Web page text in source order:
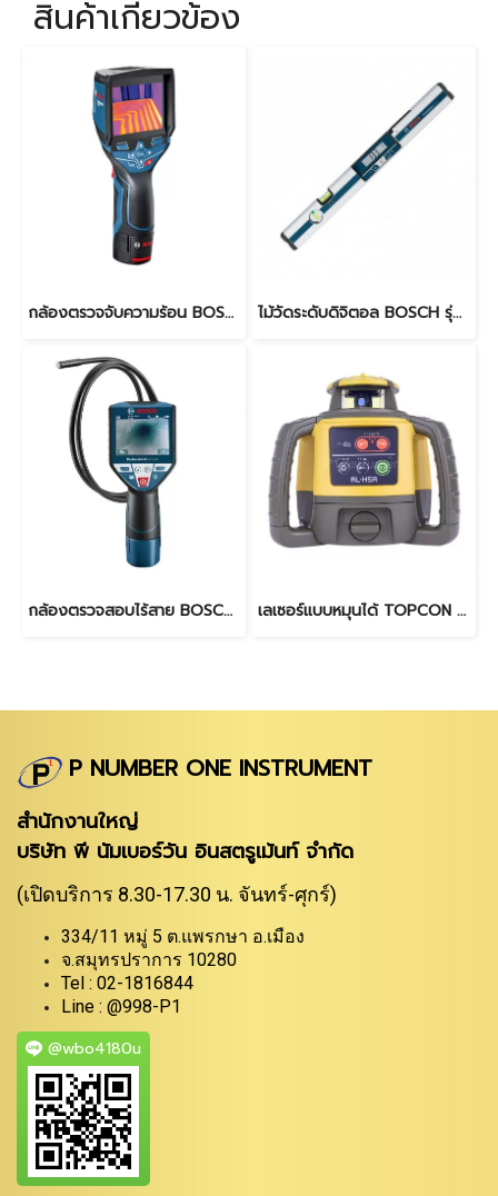
สินค้าเกี่ยวข้อง
กล้องตรวจจับความร้อน BOSCH รุ่น GTC 400C ไม้วัดระดับดิจิตอล BOSCH รุ่น GIM 60
กล้องตรวจสอบไร้สาย BOSCH รุ่น GIC 120 C เลเซอร์แบบหมุนได้ TOPCON RL-H5A
P NUMBER ONE INSTRUMENT
สำนักงานใหญ่
บริษัท พี นัมเบอร์วัน อินสตรูเม้นท์ จำกัด
(เปิดบริการ 8.30-17.30 น. จันทร์-ศุกร์)
334/11 หมู่ 5 ต.แพรกษา อ.เมือง
จ.สมุทรปราการ 10280
Tel : 02-1816844
Line : @998-P1
@wbo4180u